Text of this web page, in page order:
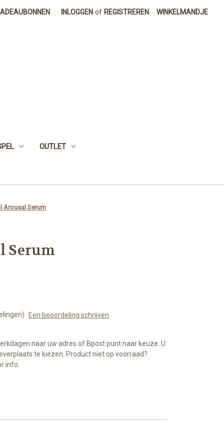
INLOGGEN of REGISTREREN WINKELMANDJE
OUTLET
Arousal Serum
Serum
Een beoordeling schrijven
naar uw adres of Bpost punt naar keuze. U
te kiezen. Product niet op voorraad?
info.